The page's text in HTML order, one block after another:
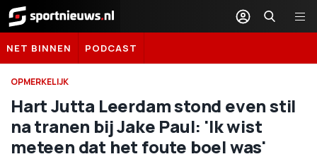
Sportnieuws.nl
NET BINNEN PODCAST
OPMERKELIJK
Hart Jutta Leerdam stond even stil
na tranen bij Jake Paul: 'Ik wist
meteen dat het foute boel was'